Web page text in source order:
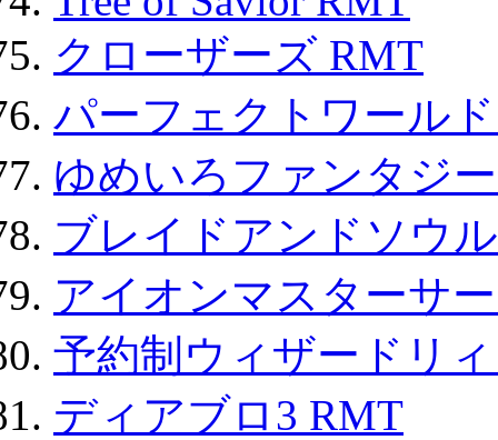
クローザーズ RMT
パーフェクトワール
ゆめいろファンタジ
ブレイドアンドソウ
アイオンマスターサ
予約制ウィザードリ
ディアブロ3 RMT